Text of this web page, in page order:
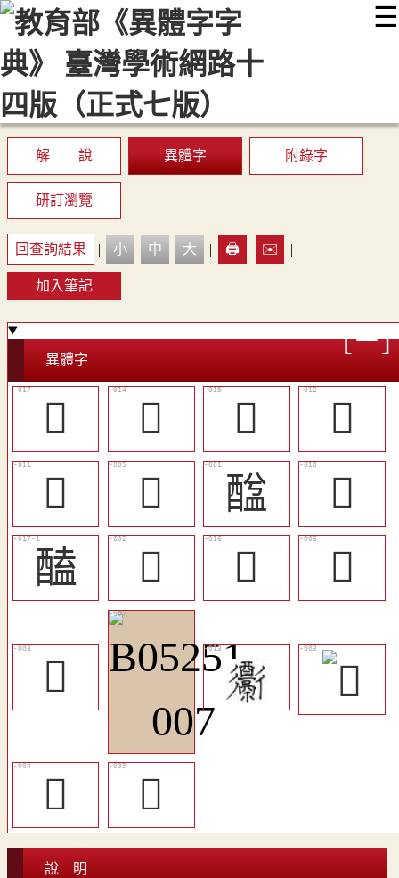
☰
::: 最新消息 常見問題 編輯說明
顯示模式
網站導覽
解 說 異體字 附錄字
研訂瀏覽
回查詢結果 | 小 中 大 | 🖨️ ✉️ |
加入筆記
異體字
󸹆 󸹃 󸹄
󸹂
󸹁
󸸼 䤈
󸹀
醘
𨣓 󸹅 󸸽
󸸾
𩱗 󸸿
說 明